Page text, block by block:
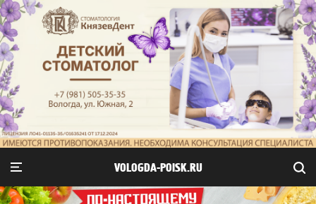
VOLOGDA-POISK.RU